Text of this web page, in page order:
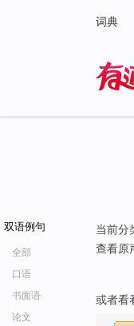
词典
双语例句
全部
口语
书面语
论文
当前分
查看原
或者看